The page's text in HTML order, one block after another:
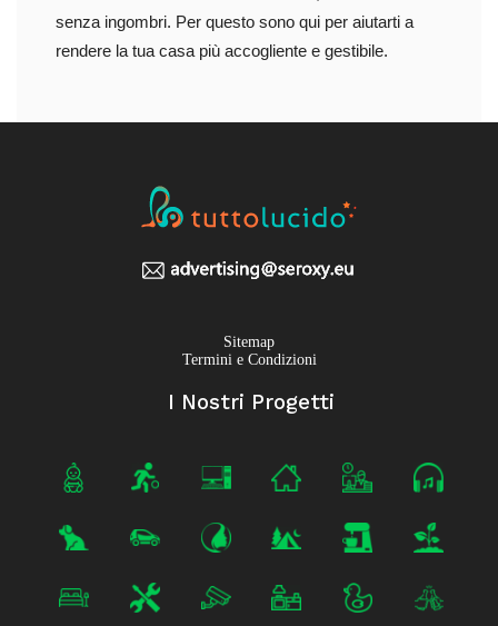
senza ingombri. Per questo sono qui per aiutarti a
rendere la tua casa più accogliente e gestibile.
Sitemap
Termini e Condizioni
I Nostri Progetti